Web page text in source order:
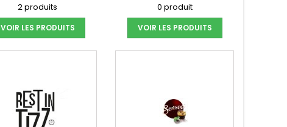
2 produits
VOIR LES PRODUITS
0 produit
VOIR LES PRODUITS